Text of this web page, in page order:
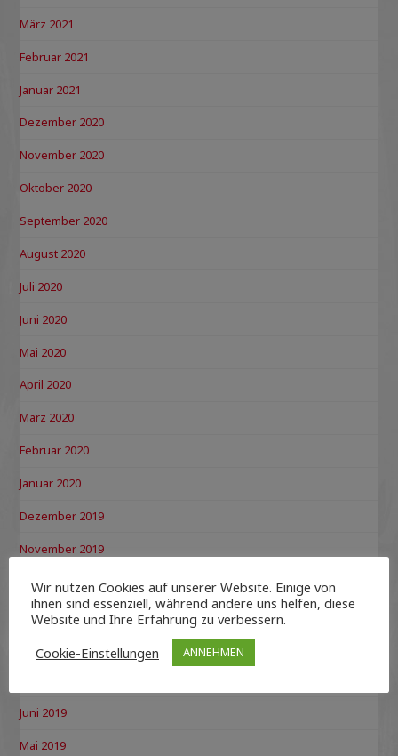
März 2021
Februar 2021
Januar 2021
Dezember 2020
November 2020
Oktober 2020
September 2020
August 2020
Juli 2020
Juni 2020
Mai 2020
April 2020
März 2020
Februar 2020
Januar 2020
Dezember 2019
November 2019
Oktober 2019
September 2019
August 2019
Juni 2019
Mai 2019
Wir nutzen Cookies auf unserer Website. Einige von
ihnen sind essenziell, während andere uns helfen, diese
Website und Ihre Erfahrung zu verbessern.
Cookie-Einstellungen
ANNEHMEN